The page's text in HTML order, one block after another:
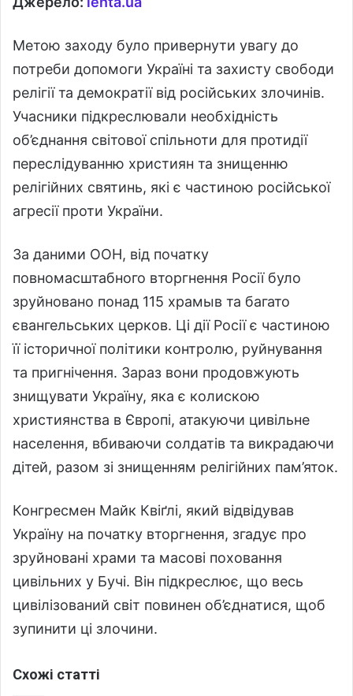
Метою заходу було привернути увагу до
потреби допомоги Україні та захисту свободи
релігії та демократії від російських злочинів.
Учасники підкреслювали необхідність
об’єднання світової спільноти для протидії
переслідуванню християн та знищенню
релігійних святинь, які є частиною російської
агресії проти України.
За даними ООН, від початку
повномасштабного вторгнення Росії було
зруйновано понад 115 храмыв та багато
євангельських церков. Ці дії Росії є частиною
її історичної політики контролю, руйнування
та пригнічення. Зараз вони продовжують
знищувати Україну, яка є колискою
християнства в Європі, атакуючи цивільне
населення, вбиваючи солдатів та викрадаючи
дітей, разом зі знищенням релігійних пам’яток.
Конгресмен Майк Квіґлі, який відвідував
Україну на початку вторгнення, згадує про
зруйновані храми та масові поховання
цивільних у Бучі. Він підкреслює, що весь
цивілізований світ повинен об’єднатися, щоб
зупинити ці злочини.
Схожі статті